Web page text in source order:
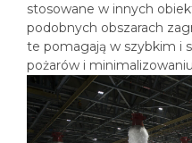
stosowane w innych
podobnych obszarach
te pomagają w szybkim i
pożarów i